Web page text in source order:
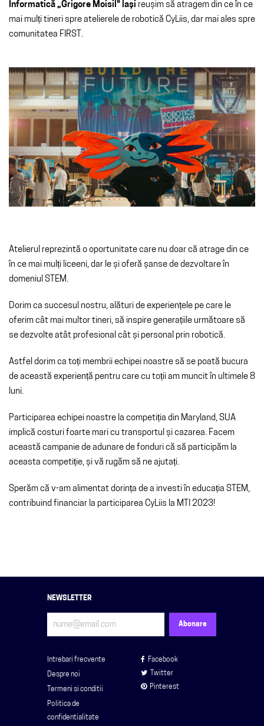
Informatică „Grigore Moisil" lași reușim să atragem din ce în ce
mai mulți tineri spre atelierele de robotică CyLiis, dar mai ales spre
comunitatea FIRST.
Atelierul reprezintă o oportunitate care nu doar că atrage din ce
în ce mai mulți liceeni, dar le și oferă șanse de dezvoltare în
domeniul STEM.
Dorim ca succesul nostru, alături de experiențele pe care le
oferim cât mai multor tineri, să inspire generațiile următoare să
se dezvolte atât profesional cât și personal prin robotică.
Astfel dorim ca toți membrii echipei noastre să se poată bucura
de această experiență pentru care cu toții am muncit în ultimele 8
luni.
Participarea echipei noastre la competiția din Maryland, SUA
implică costuri foarte mari cu transportul și cazarea. Facem
această campanie de adunare de fonduri că să participăm la
aceasta competiție, și vă rugăm să ne ajutați.
Sperăm că v-am alimentat dorința de a investi în educația STEM,
contribuind financiar la participarea CyLiis la MTI 2023!
NEWSLETTER
Intrebari frecvente
Despre noi
Termeni si conditii
Politica de
confidentialitate
Facebook
Twitter
Pinterest